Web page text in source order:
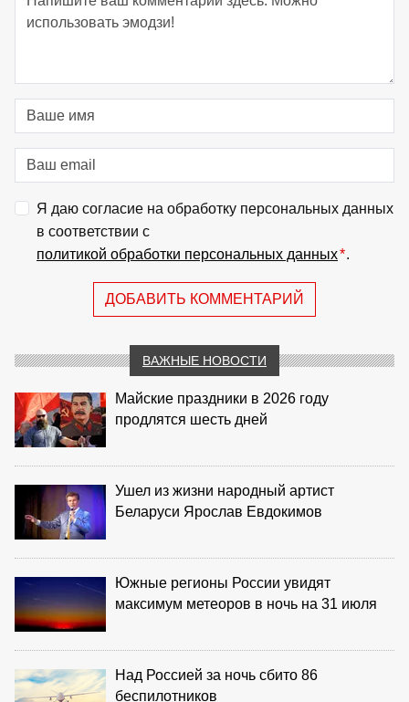
Я даю согласие на обработку персональных данных
в соответствии с
политикой обработки персональных данных*.
ДОБАВИТЬ КОММЕНТАРИЙ
ВАЖНЫЕ НОВОСТИ
Майские праздники в 2026 году
продлятся шесть дней
Ушел из жизни народный артист
Беларуси Ярослав Евдокимов
Южные регионы России увидят
максимум метеоров в ночь на 31 июля
Над Россией за ночь сбито 86
беспилотников